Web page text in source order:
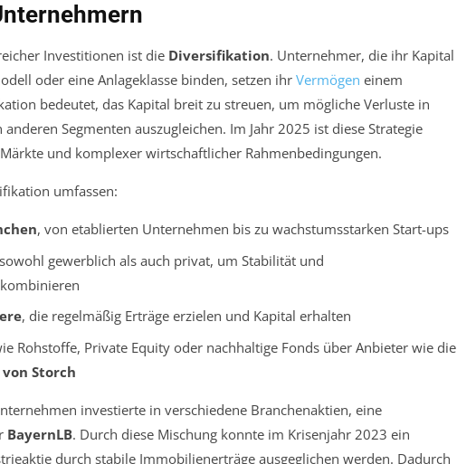
Investitionen ist die Diversifikation. Unternehmer, die ihr Kapital
oder eine Anlageklasse binden, setzen ihr Vermögen einem
bedeutet, das Kapital breit zu streuen, um mögliche Verluste in
Segmenten auszugleichen. Im Jahr 2025 ist diese Strategie
und komplexer wirtschaftlicher Rahmenbedingungen.
umfassen:
, von etablierten Unternehmen bis zu wachstumsstarken Start-ups
gewerblich als auch privat, um Stabilität und
, die regelmäßig Erträge erzielen und Kapital erhalten
Rohstoffe, Private Equity oder nachhaltige Fonds über Anbieter wie die
von Storch
investierte in verschiedene Branchenaktien, eine
BayernLB. Durch diese Mischung konnte im Krisenjahr 2023 ein
durch stabile Immobilienerträge ausgeglichen werden. Dadurch